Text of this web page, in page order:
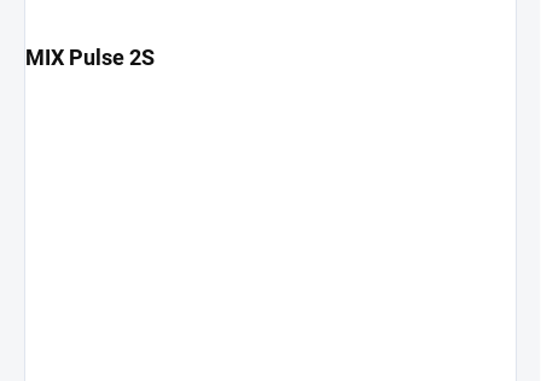
MIX Pulse 2S